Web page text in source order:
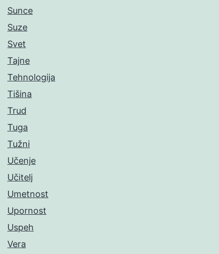
Sunce
Suze
Svet
Tajne
Tehnologija
Tišina
Trud
Tuga
Tužni
Učenje
Učitelj
Umetnost
Upornost
Uspeh
Vera